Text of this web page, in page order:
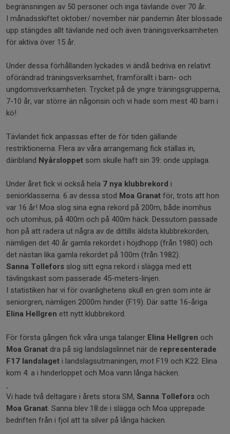
begränsningen av 50 personer och inga tävlande över 70 år.
I månadsskiftet oktober/ november när pandemin åter blossade
upp stängdes allt tävlande ned och även träningsverksamheten
för aktiva över 15 år.
Under dessa förhållanden lyckades vi ändå bedriva en relativt
oförändrad träningsverksamhet, framförallt i barn- och
ungdomsverksamheten. Trycket på de yngre träningsgrupperna,
7-10 år, var större än någonsin och vi hade som mest 40 barn i
kö!
Tävlandet fick anpassas efter de för tiden gällande
restriktionerna. Flera av våra arrangemang fick ställas in,
däribland Nyårsloppet som skulle haft sin 39: onde upplaga.
Under året fick vi också hela 7 nya klubbrekord i
seniorklasserna. 6 av dessa stod Moa Granat för, trots att hon
var 16 år! Moa slog sina egna rekord på 200m, både inomhus
och utomhus, på 400m och på 400m häck. Dessutom passade
hon på att radera ut några av de dittills äldsta klubbrekorden,
nämligen det 40 år gamla rekordet i höjdhopp (från 1980) och
det nästan lika gamla rekordet på 100m (från 1982).
Sanna Tollefors slog sitt egna rekord i slägga med ett
tävlingskast som passerade 45-meters-linjen.
I statistiken har vi för ovanlighetens skull en gren som inte är
seniorgren, nämligen 2000m hinder (F19). Där satte 16-åriga
Elina Hellgren ett nytt klubbrekord.
För första gången fick våra unga talanger Elina Hellgren och
Moa Granat dra på sig landslagslinnet när de representerade
F17 landslaget i landslagsutmaningen, mot F19 och K22. Elina
kom 4: a i hinderloppet och Moa vann långa häcken.
Vi hade två deltagare i årets stora SM, Sanna Tollefors och
Moa Granat. Sanna blev 18:de i slägga och Moa upprepade
bedriften från i fjol att ta silver på långa häcken.